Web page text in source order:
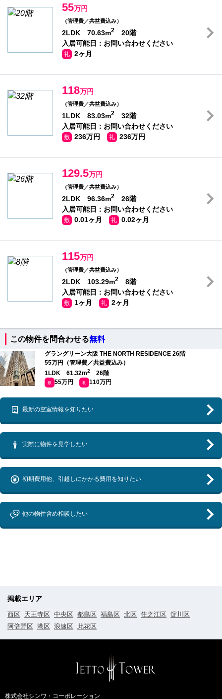
55万円
（管理費／共益費込み）
2LDK 70.63m2
20階
入居可能日：お問い合わせください
礼 2ヶ月
118万円
（管理費／共益費込み）
1LDK 83.03m2
32階
入居可能日：お問い合わせください
敷 236万円 礼 236万円
129.5万円
（管理費／共益費込み）
2LDK 96.36m2
26階
入居可能日：お問い合わせください
敷 0.01ヶ月 礼 0.02ヶ月
115万円
（管理費／共益費込み）
2LDK 103.29m2
8階
入居可能日：お問い合わせください
敷 1ヶ月 礼 2ヶ月
この物件を問合わせる無料
グラングリーン大阪 THE NORTH RESIDENCE 26階
55万円（管理費／共益費込み）
1LDK 61.32m2 26階
敷 55万円 礼 110万円
最新の空室情報を知りたい
実際に物件を見学したい
初期費用他、引越しにかかる費用を知りたい
他の物件含め相談したい
掲載エリア
西区 天王寺区 中央区 都島区 福島区 北区 住之江区 淀川区
阿倍野区 港区 浪速区 此花区
株式会社シンワ・コーポレーション